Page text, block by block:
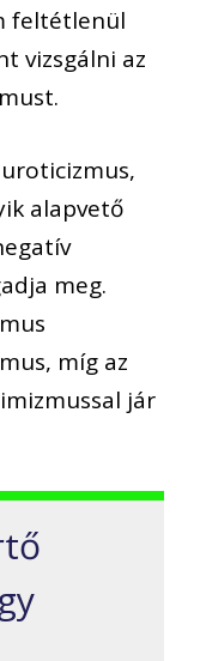
feltétlenül
vizsgálni az
alapvető
meg.
míg az
jár